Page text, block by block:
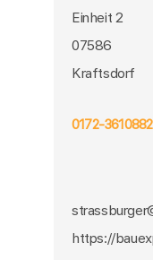
Einheit 2
07586
Kraftsdorf
0172-3610882
https://